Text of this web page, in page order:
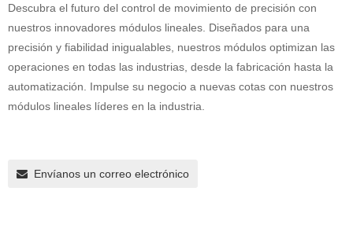
Descubra el futuro del control de movimiento de precisión con
nuestros innovadores módulos lineales. Diseñados para una
precisión y fiabilidad inigualables, nuestros módulos optimizan las
operaciones en todas las industrias, desde la fabricación hasta la
automatización. Impulse su negocio a nuevas cotas con nuestros
módulos lineales líderes en la industria.
Envíanos un correo electrónico